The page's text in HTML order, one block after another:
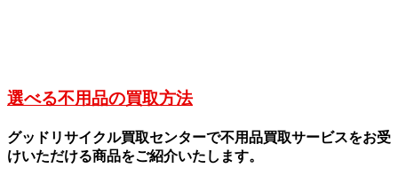
選べる不用品の買取方法
グッドリサイクル買取センターで不用品買取サービスをお受
けいただける商品をご紹介いたします。